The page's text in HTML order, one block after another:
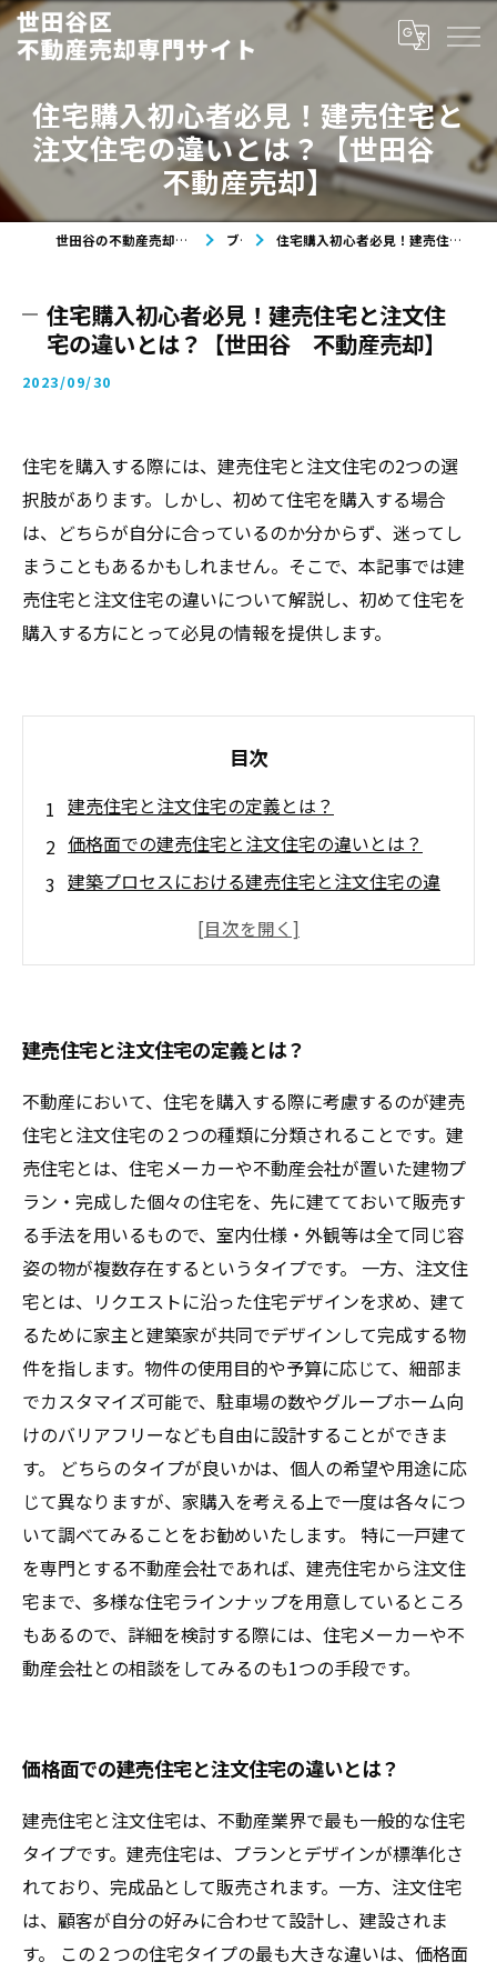
住宅購入初心者必見！建売住宅と
注文住宅の違いとは？【世田谷
不動産売却】
世田谷の不動産売却なら世田谷区不動産売却専門サイト ブログ 住宅購入初心者必見！建売住宅と注文住宅の違いとは？【世田谷 不動産売却】
住宅購入初心者必見！建売住宅と注文住
宅の違いとは？【世田谷 不動産売却】
2023/09/30
住宅を購入する際には、建売住宅と注文住宅の2つの選
択肢があります。しかし、初めて住宅を購入する場合
は、どちらが自分に合っているのか分からず、迷ってし
まうこともあるかもしれません。そこで、本記事では建
売住宅と注文住宅の違いについて解説し、初めて住宅を
購入する方にとって必見の情報を提供します。
目次
建売住宅と注文住宅の定義とは？
価格面での建売住宅と注文住宅の違いとは？
建築プロセスにおける建売住宅と注文住宅の違
建売住宅と注文住宅の定義とは？
不動産において、住宅を購入する際に考慮するのが建売
住宅と注文住宅の２つの種類に分類されることです。建
売住宅とは、住宅メーカーや不動産会社が置いた建物プ
ラン・完成した個々の住宅を、先に建てておいて販売す
る手法を用いるもので、室内仕様・外観等は全て同じ容
姿の物が複数存在するというタイプです。 一方、注文住
宅とは、リクエストに沿った住宅デザインを求め、建て
るために家主と建築家が共同でデザインして完成する物
件を指します。物件の使用目的や予算に応じて、細部ま
でカスタマイズ可能で、駐車場の数やグループホーム向
けのバリアフリーなども自由に設計することができま
す。 どちらのタイプが良いかは、個人の希望や用途に応
じて異なりますが、家購入を考える上で一度は各々につ
いて調べてみることをお勧めいたします。 特に一戸建て
を専門とする不動産会社であれば、建売住宅から注文住
宅まで、多様な住宅ラインナップを用意しているところ
もあるので、詳細を検討する際には、住宅メーカーや不
動産会社との相談をしてみるのも1つの手段です。
価格面での建売住宅と注文住宅の違いとは？
建売住宅と注文住宅は、不動産業界で最も一般的な住宅
タイプです。建売住宅は、プランとデザインが標準化さ
れており、完成品として販売されます。一方、注文住宅
は、顧客が自分の好みに合わせて設計し、建設されま
す。 この２つの住宅タイプの最も大きな違いは、価格面